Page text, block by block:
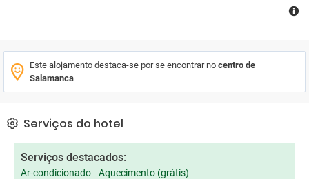
Este alojamento destaca-se por se encontrar no centro de
Salamanca
Serviços do hotel
Serviços destacados:
Ar-condicionado
Aquecimento (grátis)